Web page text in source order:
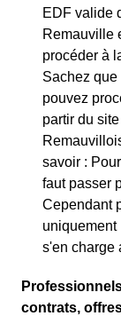
EDF valide
Remauville
procéder à
Sachez
pouvez
partir du
savoir :
faut passer
Cependant
uniquement
s'en charge
contrats,